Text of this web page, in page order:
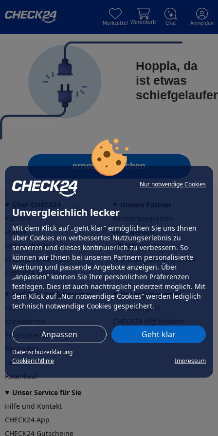
Nur notwendige Cookies
Unvergleichlich lecker
Mit dem Klick auf „geht klar” ermöglichen Sie uns Ihnen
über Cookies ein verbessertes Nutzungserlebnis zu
servieren und dieses kontinuierlich zu verbessern. So
können wir Ihnen bei unseren Partnern personalisierte
Werbung und passende Angebote anzeigen. Über
„anpassen” können Sie Ihre persönlichen Präferenzen
festlegen. Dies ist auch nachträglich jederzeit möglich. Mit
dem Klick auf „Nur notwendige Cookies” werden lediglich
technisch notwendige Cookies gespeichert.
Anpassen Geht klar
Datenschutzerklärung
Cookierichtlinie
Impressum
Merkzettel Warenkorb Chat Anmelden
Hoppla, da
ist etwas
erneut versuchen
Karriere
Presse
Unternehmen
CHECK24 Österreich
CHECK24 Spanien
Partnerprogramm
Profi werden
Affiliate werden
Werkstattpartner werden
CHECK24 Zahlungsarten
PayPal
Sofortüberweisung
Rechnung
Lastschrift
Ratenkauf
Unser Engagement
Nachhaltigkeit
CHECK24hilftder Natur
Unser Service für Sie
Hilfe und Kontakt
CHECK24 App
CHECK24 Gutscheine